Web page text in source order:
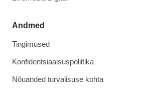
Andmed
Tingimused
Konfidentsiaalsuspoliitika
Nõuanded turvalisuse kohta